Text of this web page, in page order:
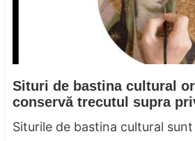
Situri de bastina cultural
conservă trecutul supra
Siturile de bastina cultural